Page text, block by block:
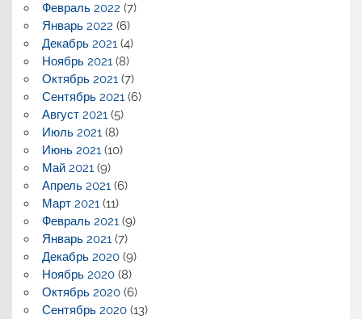
Февраль 2022 (7)
Январь 2022 (6)
Декабрь 2021(4)
Ноябрь 2021(8)
Октябрь 2021(7)
Сентябрь 2021(6)
Август 2021(5)
Июль 2021(8)
Июнь 2021(10)
Май 2021(9)
Апрель 2021(6)
Март 2021(11)
Февраль 2021(9)
Январь 2021(7)
Декабрь 2020(9)
Ноябрь 2020(8)
Октябрь 2020(6)
Сентябрь 2020(13)